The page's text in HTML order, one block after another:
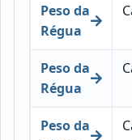
Peso da
Régua
Peso da
Régua
Peso da